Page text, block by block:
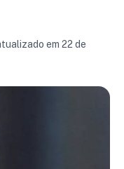
em 22 de